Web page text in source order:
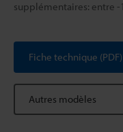
supplémentaires: entre -
Fiche technique (PDF)
Autres modèles